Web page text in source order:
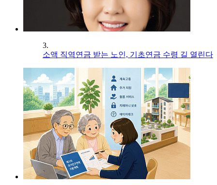
3.
소액 직역연금 받는 노인, 기초연금 수령 길 열린다